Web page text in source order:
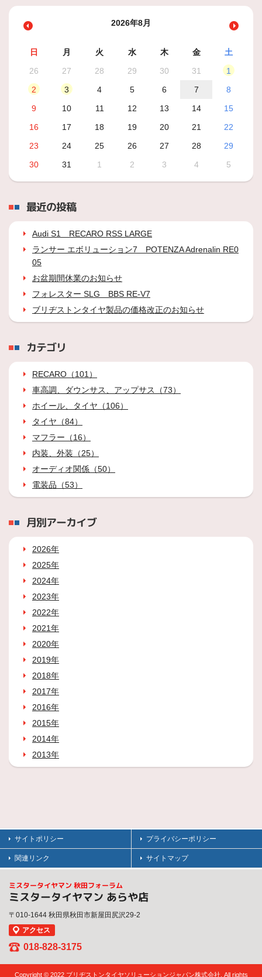
2026年8月
日 月 火 水 木 金
土
26
27 28 29 30 31
1
2
3 4 5 6 7
8
9
10 11 12 13 14
15
16
17 18 19 20 21
22
23
24 25 26 27 28
29
30
31 1 2 3 4 5
最近の投稿
Audi S1 RECARO RSS LARGE
ランサー エボリューション7 POTENZA Adrenalin RE0
05
お盆期間休業のお知らせ
フォレスター SLG BBS RE-V7
ブリヂストンタイヤ製品の価格改正のお知らせ
カテゴリ
RECARO（101）
車高調、ダウンサス、アップサス（73）
ホイール、タイヤ（106）
タイヤ（84）
マフラー（16）
内装、外装（25）
オーディオ関係（50）
電装品（53）
月別アーカイブ
2026年
2025年
2024年
2023年
2022年
2021年
2020年
2019年
2018年
2017年
2016年
2015年
2014年
2013年
サイトポリシー プライバシーポリシー
関連リンク サイトマップ
ミスタータイヤマン 秋田フォーラム
ミスタータイヤマン あらや店
〒010-1644 秋田県秋田市新屋田尻沢29-2
アクセス
018-828-3175
Copyright © 2022 ブリヂストンタイヤソリューションジャパン株式会社. All rights